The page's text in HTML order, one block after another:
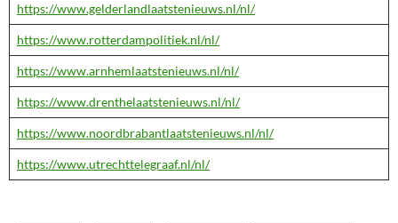
https://www.gelderlandlaatstenieuws.nl/nl/
https://www.rotterdampolitiek.nl/nl/
https://www.arnhemlaatstenieuws.nl/nl/
https://www.drenthelaatstenieuws.nl/nl/
https://www.noordbrabantlaatstenieuws.nl/nl/
https://www.utrechttelegraaf.nl/nl/